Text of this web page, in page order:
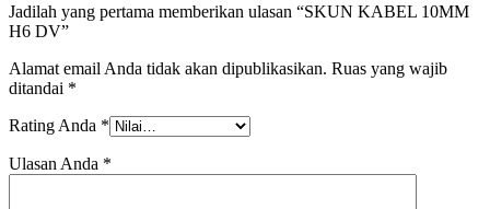
Jadilah yang pertama memberikan ulasan “SKUN KABEL 10MM
H6 DV”
Alamat email Anda tidak akan dipublikasikan. Ruas yang wajib
ditandai *
Rating Anda *
Ulasan Anda *